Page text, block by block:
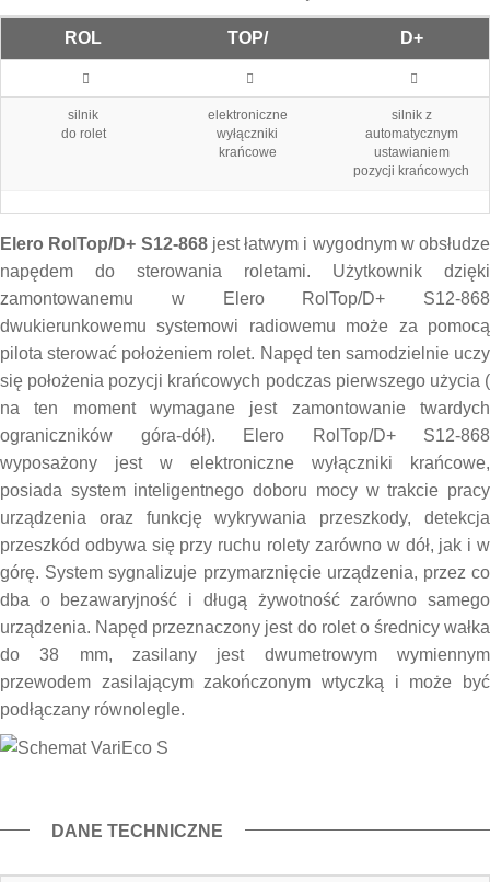
ROL TOP/ D+
silnik
do rolet
elektroniczne
wyłączniki
krańcowe
silnik z
automatycznym
ustawianiem
pozycji krańcowych
Elero RolTop/D+ S12-868jest łatwym i wygodnym w obsłudze
napędem do sterowania roletami. Użytkownik dzięki
zamontowanemu w Elero RolTop/D+ S12-868
dwukierunkowemu systemowi radiowemu może za pomocą
pilota sterować położeniem rolet. Napęd ten samodzielnie uczy
się położenia pozycji krańcowych podczas pierwszego użycia (
na ten moment wymagane jest zamontowanie twardych
ograniczników góra-dół). Elero RolTop/D+ S12-868
wyposażony jest w elektroniczne wyłączniki krańcowe,
posiada system inteligentnego doboru mocy w trakcie pracy
urządzenia oraz funkcję wykrywania przeszkody, detekcja
przeszkód odbywa się przy ruchu rolety zarówno w dół, jak i w
górę. System sygnalizuje przymarznięcie urządzenia, przez co
dba o bezawaryjność i długą żywotność zarówno samego
urządzenia. Napęd przeznaczony jest do rolet o średnicy wałka
do 38 mm, zasilany jest dwumetrowym wymiennym
przewodem zasilającym zakończonym wtyczką i może być
podłączany równolegle.
DANE TECHNICZNE